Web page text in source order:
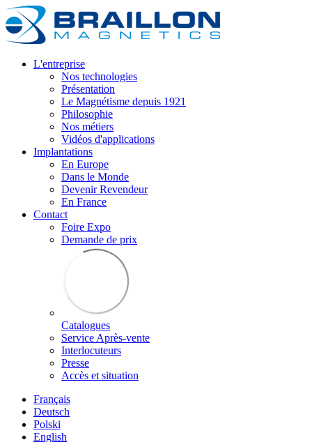
L'entreprise
Nos technologies
Présentation
Le Magnétisme depuis 1921
Philosophie
Nos métiers
Vidéos d'applications
Implantations
En Europe
Dans le Monde
Devenir Revendeur
En France
Contact
Foire Expo
Demande de prix
Catalogues
Service Après-vente
Interlocuteurs
Presse
Accès et situation
Français
Deutsch
Polski
English